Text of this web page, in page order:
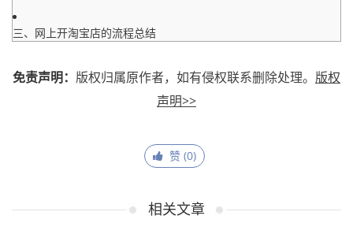
三、网上开淘宝店的流程总结
免责声明： 版权归属原作者，如有侵权联系删除处理。 版权
声明>>
赞 (0)
相关文章